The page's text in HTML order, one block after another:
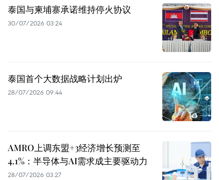
泰国与柬埔寨承诺维持停火协议
30/07/2026 03:24
泰国首个大数据战略计划出炉
28/07/2026 09:44
AMRO上调东盟+3经济增长预测至
4.1%：半导体与AI需求成主要驱动力
28/07/2026 03:27